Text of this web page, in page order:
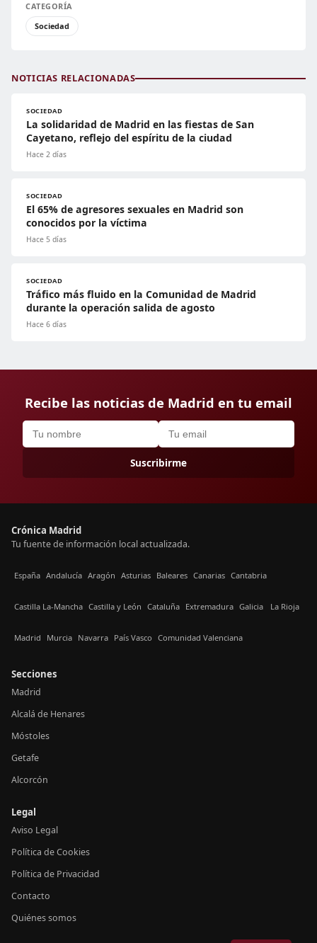
CATEGORÍA
Sociedad
NOTICIAS RELACIONADAS
SOCIEDAD
La solidaridad de Madrid en las fiestas de San
Cayetano, reflejo del espíritu de la ciudad
Hace 2 días
SOCIEDAD
El 65% de agresores sexuales en Madrid son
conocidos por la víctima
Hace 5 días
SOCIEDAD
Tráfico más fluido en la Comunidad de Madrid
durante la operación salida de agosto
Hace 6 días
Recibe las noticias de Madrid en tu email
Suscribirme
Crónica Madrid
Tu fuente de información local actualizada.
España Andalucía Aragón Asturias Baleares Canarias Cantabria
Castilla La-Mancha Castilla y León Cataluña Extremadura Galicia La Rioja
Madrid Murcia Navarra País Vasco Comunidad Valenciana
Secciones
Madrid
Alcalá de Henares
Móstoles
Getafe
Alcorcón
Legal
Aviso Legal
Política de Cookies
Política de Privacidad
Contacto
Quiénes somos